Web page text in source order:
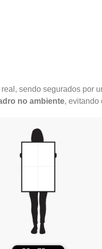
sendo segurados por
no ambiente, evitando